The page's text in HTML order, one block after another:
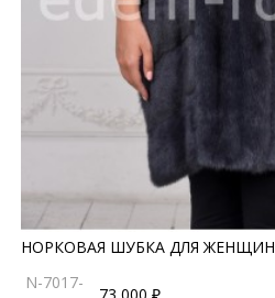
НОРКОВАЯ ШУБКА ДЛЯ ЖЕНЩИН
N-7017-
73 000 ₽